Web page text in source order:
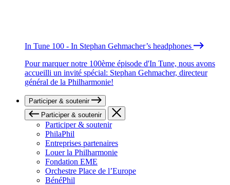
In Tune 100 - In Stephan Gehmacher’s headphones
Pour marquer notre 100ème épisode d'In Tune, nous avons
accueilli un invité spécial: Stephan Gehmacher, directeur
général de la Philharmonie!
Participer & soutenir
Participer & soutenir
Participer & soutenir
PhilaPhil
Entreprises partenaires
Louer la Philharmonie
Fondation EME
Orchestre Place de l’Europe
BénéPhil